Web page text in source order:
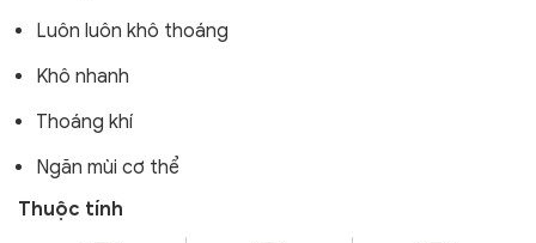
Luôn luôn khô thoáng
Khô nhanh
Thoáng khí
Ngăn mùi cơ thể
Thuộc tính